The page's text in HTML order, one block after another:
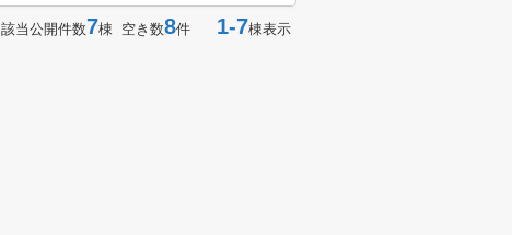
該当公開件数7棟 空き数8件 1-7棟表示